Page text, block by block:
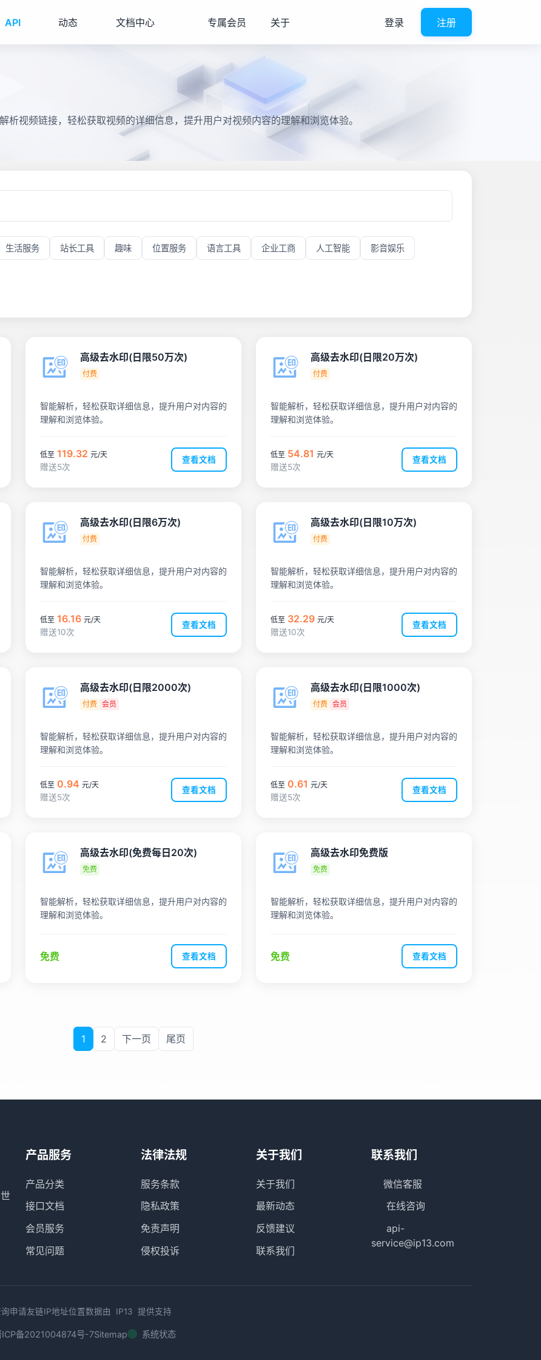
API 动态 文档中心 专属会员 关于 登录 注册
析视频链接，轻松获取视频的详细信息，提升用户对视频内容的理解和浏览体验。
生活服务 站长工具 趣味 位置服务 语言工具 企业工商 人工智能 影音娱乐
高级去水印(日限50万次)
付费
智能解析，轻松获取详细信息，提升用户对内容的
理解和浏览体验。
低至 119.32 元/天
赠送5次
查看文档
高级去水印(日限20万次)
付费
智能解析，轻松获取详细信息，提升用户对内容的
理解和浏览体验。
低至 54.81 元/天
赠送5次
查看文档
高级去水印(日限6万次)
付费
智能解析，轻松获取详细信息，提升用户对内容的
理解和浏览体验。
低至 16.16 元/天
赠送10次
查看文档
高级去水印(日限10万次)
付费
智能解析，轻松获取详细信息，提升用户对内容的
理解和浏览体验。
低至 32.29 元/天
赠送10次
查看文档
高级去水印(日限2000次)
付费 会员
智能解析，轻松获取详细信息，提升用户对内容的
理解和浏览体验。
低至 0.94 元/天
赠送5次
查看文档
高级去水印(日限1000次)
付费 会员
智能解析，轻松获取详细信息，提升用户对内容的
理解和浏览体验。
低至 0.61 元/天
赠送5次
查看文档
高级去水印(免费每日20次)
免费
智能解析，轻松获取详细信息，提升用户对内容的
理解和浏览体验。
免费 查看文档
高级去水印免费版
免费
智能解析，轻松获取详细信息，提升用户对内容的
理解和浏览体验。
免费 查看文档
1 2 下一页 尾页
产品服务
产品分类
接口文档
会员服务
常见问题
法律法规
服务条款
隐私政策
免责声明
侵权投诉
关于我们
关于我们
最新动态
反馈建议
联系我们
联系我们
微信客服
在线咨询
api-
service@ip13.com
申请友链IP地址位置数据由 IP13 提供支持
ICP备2021004874号-7Sitemap 系统状态